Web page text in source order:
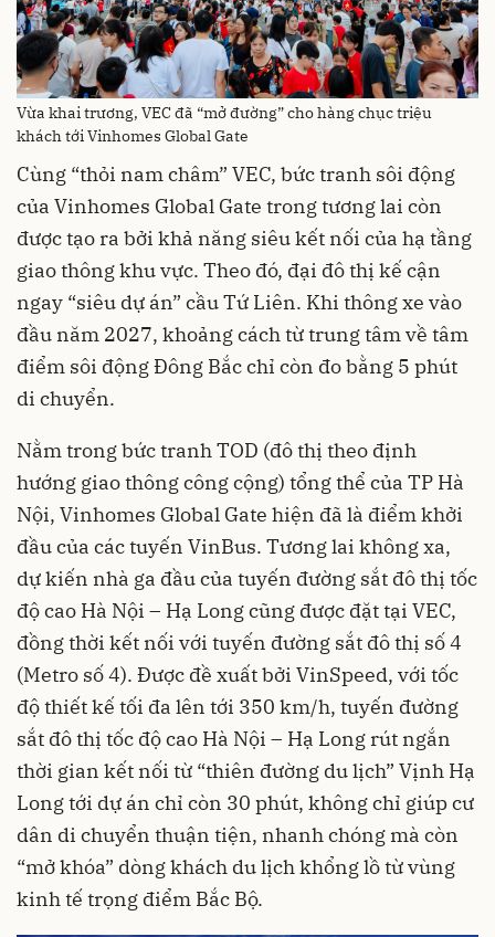
Vừa khai trương, VEC đã “mở đường” cho hàng chục triệu
khách tới Vinhomes Global Gate
Cùng “thỏi nam châm” VEC, bức tranh sôi động
của Vinhomes Global Gate trong tương lai còn
được tạo ra bởi khả năng siêu kết nối của hạ tầng
giao thông khu vực. Theo đó, đại đô thị kế cận
ngay “siêu dự án” cầu Tứ Liên. Khi thông xe vào
đầu năm 2027, khoảng cách từ trung tâm về tâm
điểm sôi động Đông Bắc chỉ còn đo bằng 5 phút
di chuyển.
Nằm trong bức tranh TOD (đô thị theo định
hướng giao thông công cộng) tổng thể của TP Hà
Nội, Vinhomes Global Gate hiện đã là điểm khởi
đầu của các tuyến VinBus. Tương lai không xa,
dự kiến nhà ga đầu của tuyến đường sắt đô thị tốc
độ cao Hà Nội – Hạ Long cũng được đặt tại VEC,
đồng thời kết nối với tuyến đường sắt đô thị số 4
(Metro số 4). Được đề xuất bởi VinSpeed, với tốc
độ thiết kế tối đa lên tới 350 km/h, tuyến đường
sắt đô thị tốc độ cao Hà Nội – Hạ Long rút ngắn
thời gian kết nối từ “thiên đường du lịch” Vịnh Hạ
Long tới dự án chỉ còn 30 phút, không chỉ giúp cư
dân di chuyển thuận tiện, nhanh chóng mà còn
“mở khóa” dòng khách du lịch khổng lồ từ vùng
kinh tế trọng điểm Bắc Bộ.